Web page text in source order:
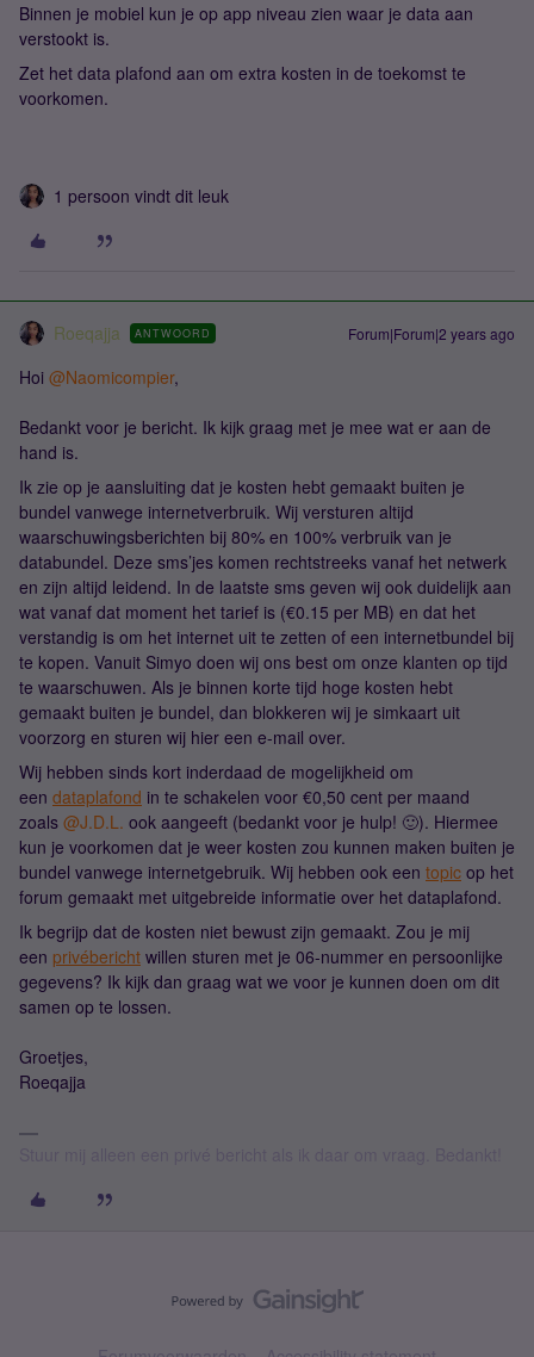
Binnen je mobiel kun je op app niveau zien waar je data aan
verstookt is.
Zet het data plafond aan om extra kosten in de toekomst te
voorkomen.
1 persoon vindt dit leuk
Roeqajja ANTWOORD Forum|Forum|2 years ago
Hoi @Naomicompier,
Bedankt voor je bericht. Ik kijk graag met je mee wat er aan de
hand is.
Ik zie op je aansluiting dat je kosten hebt gemaakt buiten je
bundel vanwege internetverbruik. Wij versturen altijd
waarschuwingsberichten bij 80% en 100% verbruik van je
databundel. Deze sms’jes komen rechtstreeks vanaf het netwerk
en zijn altijd leidend. In de laatste sms geven wij ook duidelijk aan
wat vanaf dat moment het tarief is (€0.15 per MB) en dat het
verstandig is om het internet uit te zetten of een internetbundel bij
te kopen. Vanuit Simyo doen wij ons best om onze klanten op tijd
te waarschuwen. Als je binnen korte tijd hoge kosten hebt
gemaakt buiten je bundel, dan blokkeren wij je simkaart uit
voorzorg en sturen wij hier een e-mail over.
Wij hebben sinds kort inderdaad de mogelijkheid om
een dataplafond in te schakelen voor €0,50 cent per maand
zoals @J.D.L. ook aangeeft (bedankt voor je hulp! 🙂). Hiermee
kun je voorkomen dat je weer kosten zou kunnen maken buiten je
bundel vanwege internetgebruik. Wij hebben ook een topic op het
forum gemaakt met uitgebreide informatie over het dataplafond.
Ik begrijp dat de kosten niet bewust zijn gemaakt. Zou je mij
een privébericht willen sturen met je 06-nummer en persoonlijke
gegevens? Ik kijk dan graag wat we voor je kunnen doen om dit
samen op te lossen.
Groetjes,
Roeqajja